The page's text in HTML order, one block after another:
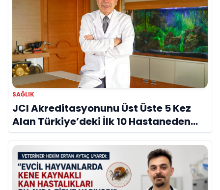
SAĞLIK
JCI Akreditasyonunu Üst Üste 5 Kez
Alan Türkiye’deki İlk 10 Hastaneden
Biri